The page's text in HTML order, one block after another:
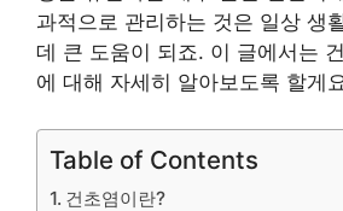
과적으로 관리하는 것은 일상 생
데 큰 도움이 되죠. 이 글에서는
에 대해 자세히 알아보도록 할게
Table of Contents
건초염이란?